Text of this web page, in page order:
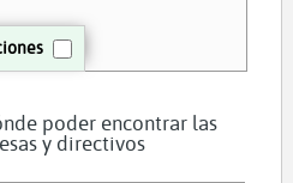
poder encontrar las
y directivos